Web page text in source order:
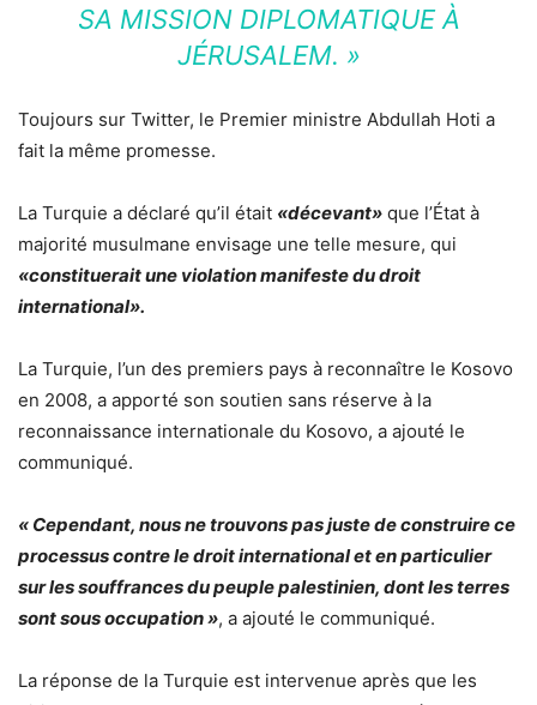
SA MISSION DIPLOMATIQUE À
JÉRUSALEM. »
Toujours sur Twitter, le Premier ministre Abdullah Hoti a
fait la même promesse.
La Turquie a déclaré qu’il était «décevant» que l’État à
majorité musulmane envisage une telle mesure, qui
«constituerait une violation manifeste du droit
international».
La Turquie, l’un des premiers pays à reconnaître le Kosovo
en 2008, a apporté son soutien sans réserve à la
reconnaissance internationale du Kosovo, a ajouté le
communiqué.
« Cependant, nous ne trouvons pas juste de construire ce
processus contre le droit international et en particulier
sur les souffrances du peuple palestinien, dont les terres
sont sous occupation », a ajouté le communiqué.
La réponse de la Turquie est intervenue après que les